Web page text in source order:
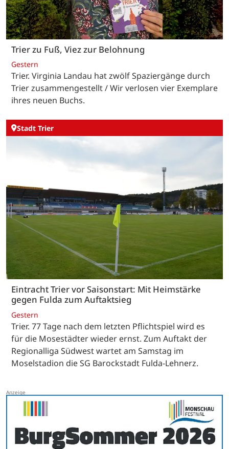
Trier zu Fuß, Viez zur Belohnung
Gestern
Trier. Virginia Landau hat zwölf Spaziergänge durch
Trier zusammengestellt / Wir verlosen vier Exemplare
ihres neuen Buchs.
Stadt Trier
Eintracht Trier vor Saisonstart: Mit Heimstärke
gegen Fulda zum Auftaktsieg
Gestern
Trier. 77 Tage nach dem letzten Pflichtspiel wird es
für die Mosestädter wieder ernst. Zum Auftakt der
Regionalliga Südwest wartet am Samstag im
Moselstadion die SG Barockstadt Fulda-Lehnerz.